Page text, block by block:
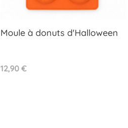
Moule à donuts d'Halloween
Prix
12,90 €